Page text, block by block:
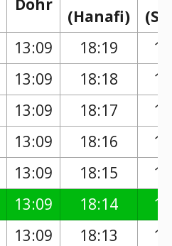
Dohr
(Hanafi)
13:09 18:19
13:09 18:18
13:09 18:17
13:09 18:16
13:09 18:15
13:09 18:14
13:09 18:13